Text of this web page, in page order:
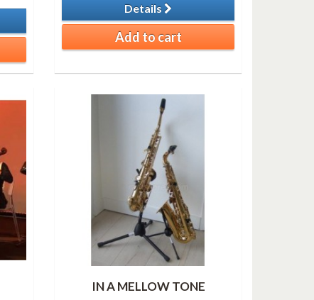
Details
Add to cart
IN A MELLOW TONE